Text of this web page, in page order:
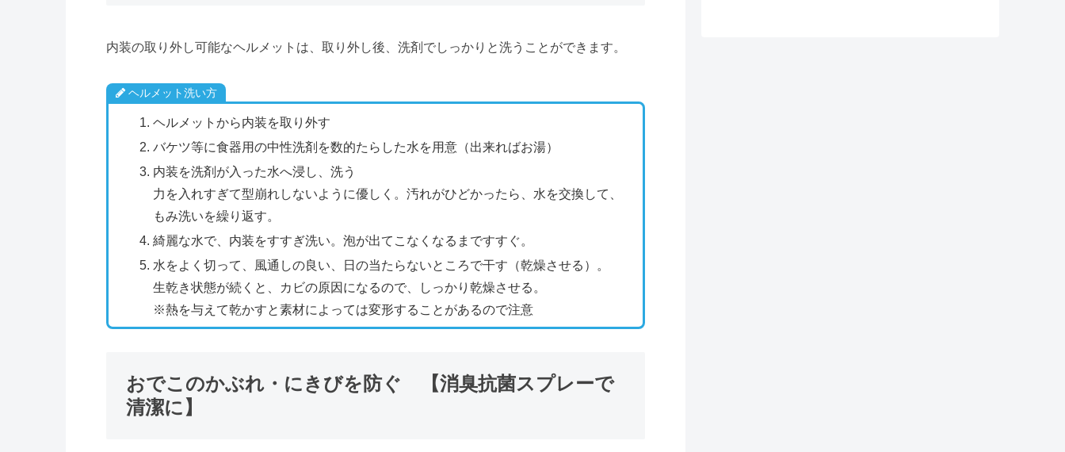
内装の取り外し可能なヘルメットは、取り外し後、洗剤でしっかりと洗うことができます。
ヘルメット洗い方
ヘルメットから内装を取り外す
バケツ等に食器用の中性洗剤を数的たらした水を用意（出来ればお湯）
内装を洗剤が入った水へ浸し、洗う
力を入れすぎて型崩れしないように優しく。汚れがひどかったら、水を交換して、
もみ洗いを繰り返す。
綺麗な水で、内装をすすぎ洗い。泡が出てこなくなるまですすぐ。
水をよく切って、風通しの良い、日の当たらないところで干す（乾燥させる）。
生乾き状態が続くと、カビの原因になるので、しっかり乾燥させる。
※熱を与えて乾かすと素材によっては変形することがあるので注意
おでこのかぶれ・にきびを防ぐ 【消臭抗菌スプレーで
清潔に】